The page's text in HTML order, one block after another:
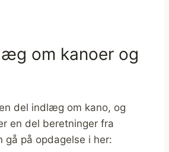
om kanoer og
del indlæg om kano, og
en del beretninger fra
gå på opdagelse i her: